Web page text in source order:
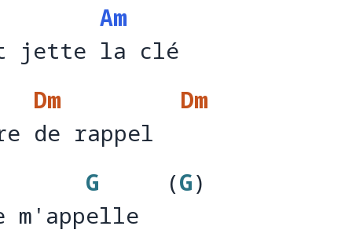
jette
Am
la
jette la clé
Dm
de rappel
Dm
de rappel
m'app
G
elle
(G)
m'appelle